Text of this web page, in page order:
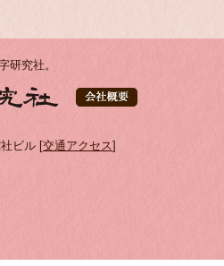
研究社。
ビル [交通アクセス]